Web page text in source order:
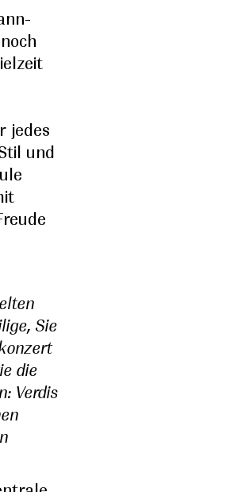
jedes
und
Sie
die
Verdis